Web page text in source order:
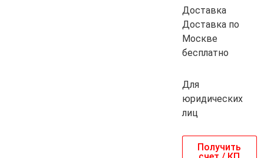
Доставка
Доставка по
Москве
бесплатно
Для
юридических
лиц
Получить